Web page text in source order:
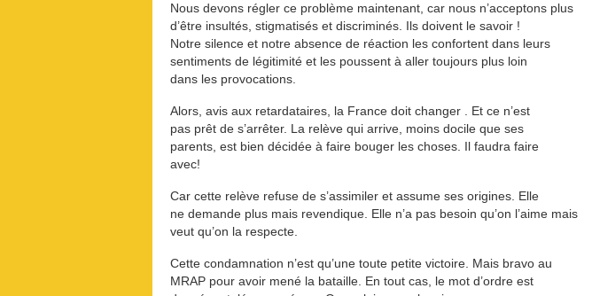
Nous devons régler ce problème maintenant, car nous n’acceptons plus
d’être insultés, stigmatisés et discriminés. Ils doivent le savoir !
Notre silence et notre absence de réaction les confortent dans leurs
sentiments de légitimité et les poussent à aller toujours plus loin
dans les provocations.
Alors, avis aux retardataires, la France doit changer . Et ce n’est
pas prêt de s’arrêter. La relève qui arrive, moins docile que ses
parents, est bien décidée à faire bouger les choses. Il faudra faire
avec!
Car cette relève refuse de s’assimiler et assume ses origines. Elle
ne demande plus mais revendique. Elle n’a pas besoin qu’on l’aime mais
veut qu’on la respecte.
Cette condamnation n’est qu’une toute petite victoire. Mais bravo au
MRAP pour avoir mené la bataille. En tout cas, le mot d’ordre est